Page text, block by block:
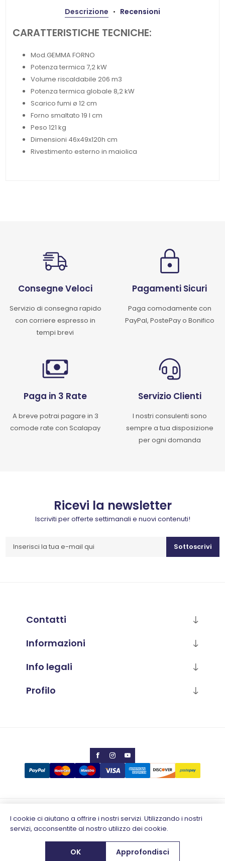
Descrizione Recensioni
CARATTERISTICHE TECNICHE:
Mod.GEMMA FORNO
Potenza termica 7,2 kW
Volume riscaldabile 206 m3
Potenza termica globale 8,2 kW
Scarico fumi ø 12 cm
Forno smaltato 19 l cm
Peso 121 kg
Dimensioni 46x49x120h cm
Rivestimento esterno in maiolica
Consegne Veloci
Servizio di consegna rapido
con corriere espresso in
tempi brevi
Pagamenti Sicuri
Paga comodamente con
PayPal, PostePay o Bonifico
Paga in 3 Rate
A breve potrai pagare in 3
comode rate con Scalapay
Servizio Clienti
I nostri consulenti sono
sempre a tua disposizione
per ogni domanda
Ricevi la newsletter
Iscriviti per offerte settimanali e nuovi contenuti!
Sottoscrivi
Contatti
Informazioni
Info legali
Profilo
Copyright © 2026 Calabria Luana
Partita IVA 02796930648
Designed bye-direct.it
Powered by
nopCommerce
I cookie ci aiutano a offrire i nostri servizi. Utilizzando i nostri
servizi, acconsentite al nostro utilizzo dei cookie.
OK Approfondisci